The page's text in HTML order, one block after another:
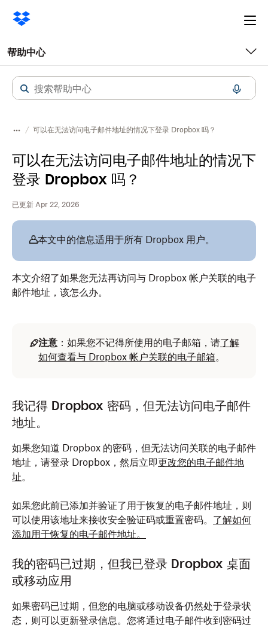
帮助中心
可以在无法访问电子邮件地址的情况下登录 Dropbox 吗？
可以在无法访问电子邮件地址的情况下
登录 Dropbox 吗？
已更新 Apr 22, 2026
本文中的信息适用于所有 Dropbox 用户。
本文介绍了如果您无法再访问与 Dropbox 帐户关联的电子
邮件地址，该怎么办。
注意 ：如果您不记得所使用的电子邮箱，请了解
如何查看与 Dropbox 帐户关联的电子邮箱。
我记得 Dropbox 密码，但无法访问电子邮件
地址。
如果您知道 Dropbox 的密码，但无法访问关联的电子邮件
地址，请登录 Dropbox，然后立即更改您的电子邮件地
址。
如果您此前已添加并验证了用于恢复的电子邮件地址，则
可以使用该地址来接收安全验证码或重置密码。 了解如何
添加用于恢复的电子邮件地址。
我的密码已过期，但我已登录 Dropbox 桌面
或移动应用
如果密码已过期，但您的电脑或移动设备仍然处于登录状
态，则可以更新登录信息。您将通过电子邮件收到密码过